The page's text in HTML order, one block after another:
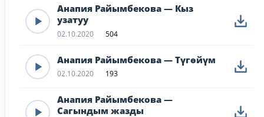
Анапия Райымбекова — Кыз
узатуу
02.10.2020 504
Анапия Райымбекова — Түгөйүм
02.10.2020 193
Анапия Райымбекова —
Сагындым жазды